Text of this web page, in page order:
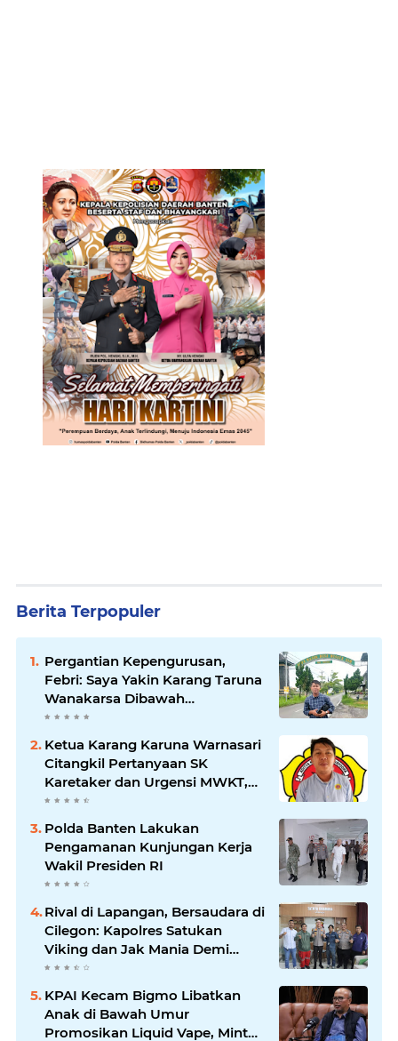
Berita Terpopuler
Pergantian Kepengurusan,
Febri: Saya Yakin Karang Taruna
Wanakarsa Dibawah
Kepemimpinan Bung Entus
Ketua Karang Karuna Warnasari
Citangkil Pertanyaan SK
Karetaker dan Urgensi MWKT,
Saat Suasana Berduka
Polda Banten Lakukan
Pengamanan Kunjungan Kerja
Wakil Presiden RI
Rival di Lapangan, Bersaudara di
Cilegon: Kapolres Satukan
Viking dan Jak Mania Demi
Nobar Damai Piala Presiden
KPAI Kecam Bigmo Libatkan
Anak di Bawah Umur
Promosikan Liquid Vape, Minta